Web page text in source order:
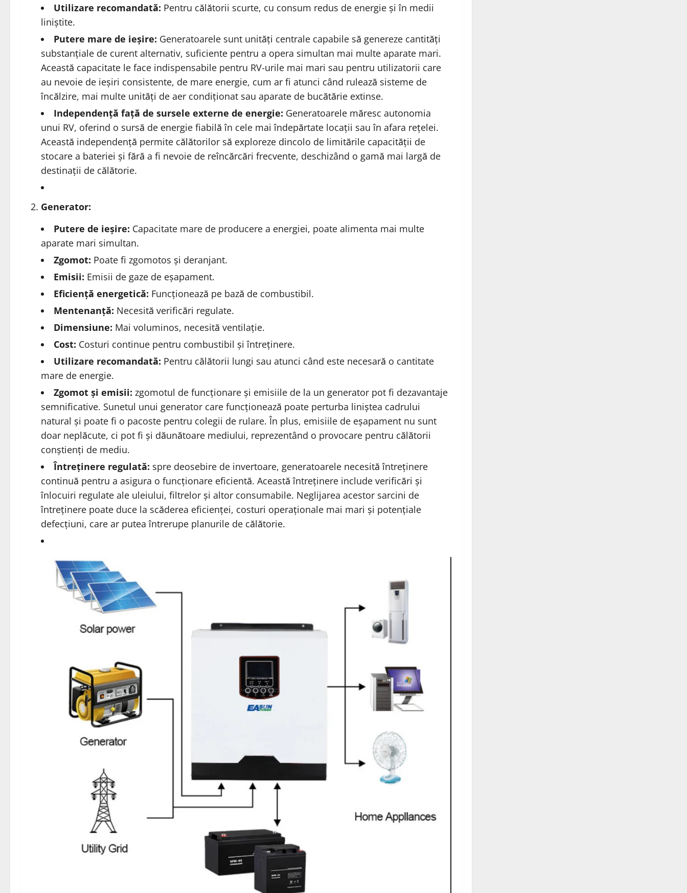
Utilizare recomandată: Pentru călătorii scurte, cu consum redus de energie și în medii
liniștite.
Putere mare de ieșire: Generatoarele sunt unități centrale capabile să genereze cantități
substanțiale de curent alternativ, suficiente pentru a opera simultan mai multe aparate mari.
Această capacitate le face indispensabile pentru RV-urile mai mari sau pentru utilizatorii care
au nevoie de ieșiri consistente, de mare energie, cum ar fi atunci când rulează sisteme de
încălzire, mai multe unități de aer condiționat sau aparate de bucătărie extinse.
Independență față de sursele externe de energie: Generatoarele măresc autonomia
unui RV, oferind o sursă de energie fiabilă în cele mai îndepărtate locații sau în afara rețelei.
Această independență permite călătorilor să exploreze dincolo de limitările capacității de
stocare a bateriei și fără a fi nevoie de reîncărcări frecvente, deschizând o gamă mai largă de
destinații de călătorie.
Generator:
Putere de ieșire: Capacitate mare de producere a energiei, poate alimenta mai multe
aparate mari simultan.
Zgomot: Poate fi zgomotos și deranjant.
Emisii: Emisii de gaze de eșapament.
Eficiență energetică: Funcționează pe bază de combustibil.
Mentenanță: Necesită verificări regulate.
Dimensiune: Mai voluminos, necesită ventilație.
Cost: Costuri continue pentru combustibil și întreținere.
Utilizare recomandată: Pentru călătorii lungi sau atunci când este necesară o cantitate
mare de energie.
Zgomot și emisii: zgomotul de funcționare și emisiile de la un generator pot fi dezavantaje
semnificative. Sunetul unui generator care funcționează poate perturba liniștea cadrului
natural și poate fi o pacoste pentru colegii de rulare. În plus, emisiile de eșapament nu sunt
doar neplăcute, ci pot fi și dăunătoare mediului, reprezentând o provocare pentru călătorii
conștienți de mediu.
Întreținere regulată: spre deosebire de invertoare, generatoarele necesită întreținere
continuă pentru a asigura o funcționare eficientă. Această întreținere include verificări și
înlocuiri regulate ale uleiului, filtrelor și altor consumabile. Neglijarea acestor sarcini de
întreținere poate duce la scăderea eficienței, costuri operaționale mai mari și potențiale
defecțiuni, care ar putea întrerupe planurile de călătorie.